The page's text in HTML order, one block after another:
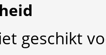
geschikt